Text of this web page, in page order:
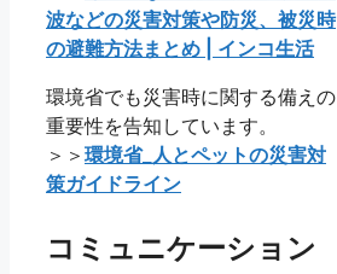
波などの災害対策や防災、被災時
の避難方法まとめ | インコ生活
環境省でも災害時に関する備えの
重要性を告知しています。
＞＞ 環境省_人とペットの災害対
策ガイドライン
コミュニケーション